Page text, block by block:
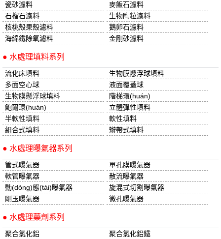
瓷砂濾料
麥飯石濾料
石榴石濾料
生物陶粒濾料
核桃殼果殼濾料
鵝卵石濾料
海綿鐵除氧濾料
金剛砂濾料
● 水處理填料系列
流化床填料
生物膜懸浮球填料
多面空心球
液面覆蓋球
生物膜懸浮球填料
階梯環(huán)
鮑爾環(huán)
立體彈性填料
半軟性填料
軟性填料
組合式填料
辮帶式填料
● 水處理曝氣器系列
管式曝氣器
單孔膜曝氣器
軟管曝氣器
散流曝氣器
動(dòng)態(tài)曝氣器
旋混式切割曝氣器
剛玉曝氣器
微孔曝氣器
● 水處理藥劑系列
聚合氯化鋁
聚合氯化鋁鐵